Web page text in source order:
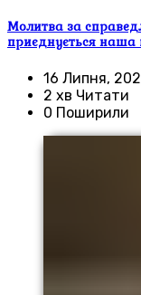
Молитва за
приєднується наша
16 Липня,
2 хв Читати
0 Поширили